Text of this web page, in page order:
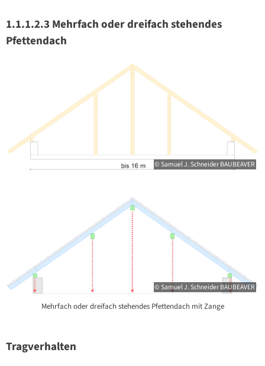
1.1.1.2.3 Mehrfach oder dreifach stehendes
Pfettendach
© Samuel J. Schneider BAUBEAVER
© Samuel J. Schneider BAUBEAVER
Mehrfach oder dreifach stehendes Pfettendach mit Zange
Tragverhalten